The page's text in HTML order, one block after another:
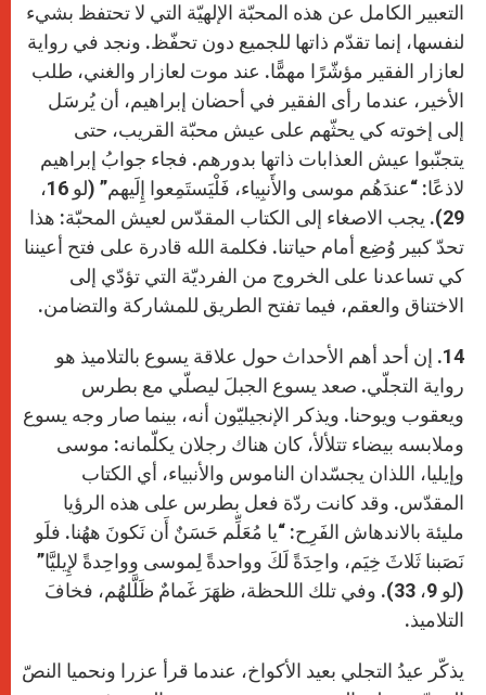
التعبير الكامل عن هذه المحبّة الإلهيّة التي لا تحتفظ بشيء
لنفسها، إنما تقدّم ذاتها للجميع دون تحفّظ. ونجد في رواية
لعازار الفقير مؤشّرًا مهمًّا. عند موت لعازار والغني، طلب
الأخير، عندما رأى الفقير في أحضان إبراهيم، أن يُرسَل
إلى إخوته كي يحثّهم على عيش محبّة القريب، حتى
يتجنّبوا عيش العذابات ذاتها بدورهم. فجاء جوابُ إبراهيم
لاذعًا: “عندَهُم موسى والأَنبِياء، فَلْيَستَمِعوا إِلَيهم” (لو 16،
29). يجب الاصغاء إلى الكتاب المقدّس لعيش المحبّة: هذا
تحدّ كبير وُضِع أمام حياتنا. فكلمة الله قادرة على فتح أعيننا
كي تساعدنا على الخروج من الفرديّة التي تؤدّي إلى
الاختناق والعقم، فيما تفتح الطريق للمشاركة والتضامن.
14. إن أحد أهم الأحداث حول علاقة يسوع بالتلاميذ هو
رواية التجلّي. صعد يسوع الجبلَ ليصلّي مع بطرس
ويعقوب ويوحنا. ويذكر الإنجيليّون أنه، بينما صار وجه يسوع
وملابسه بيضاء تتلألأ، كان هناك رجلان يكلّمانه: موسى
وإيليا، اللذان يجسّدان الناموس والأنبياء، أي الكتاب
المقدّس. وقد كانت ردّة فعل بطرس على هذه الرؤيا
مليئة بالاندهاش الفَرِح: “يا مُعَلِّم حَسَنٌ أَن نَكونَ ههُنا. فلَو
نَصَبنا ثَلاثَ خِيَم، واحِدَةً لَكَ وواحدةً لِموسى وواحِدةً لإِيليَّا”
(لو 9، 33). وفي تلك اللحظة، ظهَرَ غَمامٌ ظَلَّلهُم، فخافَ
التلاميذ.
يذكّر عيدُ التجلي بعيد الأكواخ، عندما قرأ عزرا ونحميا النصّ